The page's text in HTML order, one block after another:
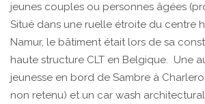
jeunes couples ou personnes âgées
Situé dans une ruelle étroite du centre
Namur, le bâtiment était lors de sa
haute structure CLT en Belgique. Une
jeunesse en bord de Sambre à
non retenu) et un car wash